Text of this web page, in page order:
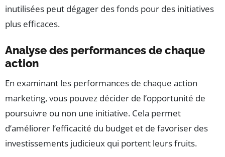
inutilisées peut dégager des fonds pour des initiatives
plus efficaces.
Analyse des performances de chaque
action
En examinant les performances de chaque action
marketing, vous pouvez décider de l’opportunité de
poursuivre ou non une initiative. Cela permet
d’améliorer l’efficacité du budget et de favoriser des
investissements judicieux qui portent leurs fruits.